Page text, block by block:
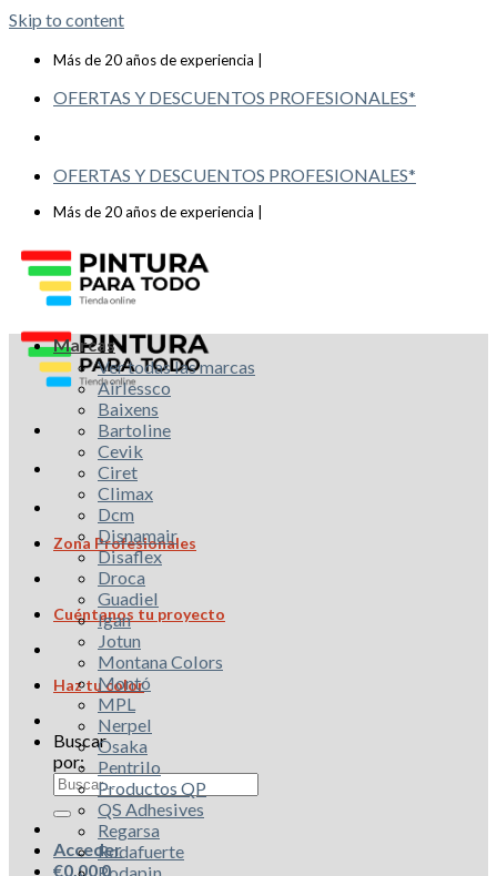
Skip to content
Más de 20 años de experiencia |
OFERTAS Y DESCUENTOS PROFESIONALES*
OFERTAS Y DESCUENTOS PROFESIONALES*
Más de 20 años de experiencia |
Zona Profesionales
Cuéntanos tu proyecto
Haz tu color
Buscar
por:
Acceder
€0,000
Marcas
Ver todas las marcas
Airlessco
Baixens
Bartoline
Cevik
Ciret
Climax
Dcm
Disnamair
Disaflex
Droca
Guadiel
Igan
Jotun
Montana Colors
Montó
MPL
Nerpel
Osaka
Pentrilo
Productos QP
QS Adhesives
Regarsa
Rodafuerte